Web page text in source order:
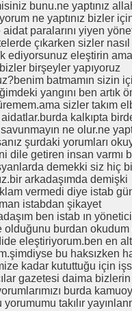
bunu.ne yaptınız
ne yaptınız bizler
paralarını yiyen
çıkarken sizler
ediyorsunuz eleştirin
birşeyler yapıyoruz
batmamın sizin
yangını ben artık
sizler takım
kalkıpta
ne olur.ne
şurdaki yorumları
dile getiren insan varmı
demekki siz hiç
arkadaşımda demişki
vermedi diye istab
istabdan şikayet
ben istab ın
olduğunu burdan
eleştiriyorum.ben en
bu haksızken
kadar kututtuğu için
gazetesi daima bizlerin
burda
yorumumu takılır
yağışta etkin görrüş
Satmış !!!